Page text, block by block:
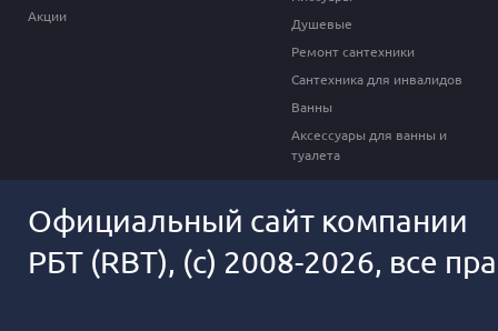
Акции
Душевые
Ремонт сантехники
Сантехника для инвалидов
Ванны
Аксессуары для ванны и
туалета
Официальный сайт компании
РБТ (RBT), (c) 2008-2026, все